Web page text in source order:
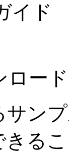
イド
ロー
サン
る